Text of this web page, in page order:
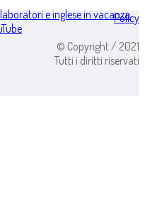
e inglese in vacanza
Policy
© Copyright / 2021
Tutti i diritti riservati